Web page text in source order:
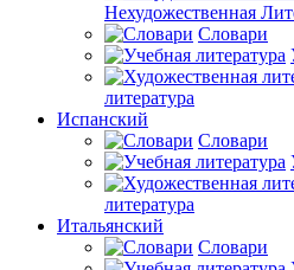
Нехудожественная
Словари
литература
Испанский
Словари
литература
Итальянский
Словари